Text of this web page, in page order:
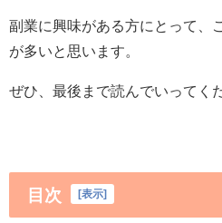
副業に興味がある方にとって、
が多いと思います。
ぜひ、最後まで読んでいってく
目次 [表示]